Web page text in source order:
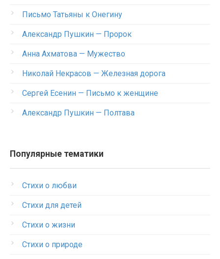
Письмо Татьяны к Онегину
Александр Пушкин — Пророк
Анна Ахматова — Мужество
Николай Некрасов — Железная дорога
Сергей Есенин — Письмо к женщине
Александр Пушкин — Полтава
Популярные тематики
Стихи о любви
Стихи для детей
Стихи о жизни
Стихи о природе